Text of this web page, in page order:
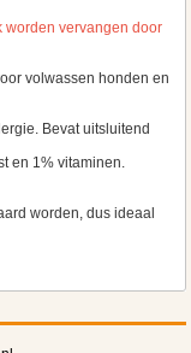
worden vervangen door
volwassen honden en
Bevat uitsluitend
en 1% vitaminen.
worden, dus ideaal